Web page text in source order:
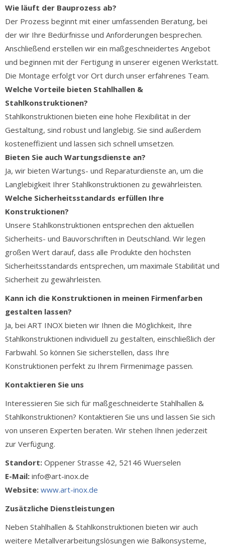
Wie läuft der Bauprozess ab?
Der Prozess beginnt mit einer umfassenden Beratung, bei
der wir Ihre Bedürfnisse und Anforderungen besprechen.
Anschließend erstellen wir ein maßgeschneidertes Angebot
und beginnen mit der Fertigung in unserer eigenen Werkstatt.
Die Montage erfolgt vor Ort durch unser erfahrenes Team.
Welche Vorteile bieten Stahlhallen &
Stahlkonstruktionen?
Stahlkonstruktionen bieten eine hohe Flexibilität in der
Gestaltung, sind robust und langlebig. Sie sind außerdem
kosteneffizient und lassen sich schnell umsetzen.
Bieten Sie auch Wartungsdienste an?
Ja, wir bieten Wartungs- und Reparaturdienste an, um die
Langlebigkeit Ihrer Stahlkonstruktionen zu gewährleisten.
Welche Sicherheitsstandards erfüllen Ihre
Konstruktionen?
Unsere Stahlkonstruktionen entsprechen den aktuellen
Sicherheits- und Bauvorschriften in Deutschland. Wir legen
großen Wert darauf, dass alle Produkte den höchsten
Sicherheitsstandards entsprechen, um maximale Stabilität und
Sicherheit zu gewährleisten.
Kann ich die Konstruktionen in meinen Firmenfarben
gestalten lassen?
Ja, bei ART INOX bieten wir Ihnen die Möglichkeit, Ihre
Stahlkonstruktionen individuell zu gestalten, einschließlich der
Farbwahl. So können Sie sicherstellen, dass Ihre
Konstruktionen perfekt zu Ihrem Firmenimage passen.
Kontaktieren Sie uns
Interessieren Sie sich für maßgeschneiderte Stahlhallen &
Stahlkonstruktionen? Kontaktieren Sie uns und lassen Sie sich
von unseren Experten beraten. Wir stehen Ihnen jederzeit
zur Verfügung.
Standort: Oppener Strasse 42, 52146 Wuerselen
E-Mail: info@art-inox.de
Website: www.art-inox.de
Zusätzliche Dienstleistungen
Neben Stahlhallen & Stahlkonstruktionen bieten wir auch
weitere Metallverarbeitungslösungen wie Balkonsysteme,